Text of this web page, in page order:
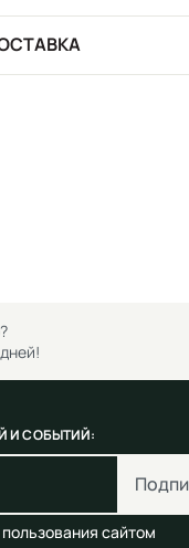
И СОБЫТИЙ:
сайтом